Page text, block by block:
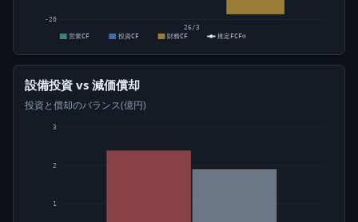
-20
26/3
営業CF
投資CF 財務CF 推定FCF⊙
設備投資 vs 減価償却
投資と償却のバランス(億円)
1
2
3